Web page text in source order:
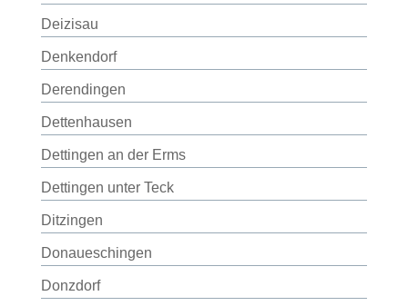
Deizisau
Denkendorf
Derendingen
Dettenhausen
Dettingen an der Erms
Dettingen unter Teck
Ditzingen
Donaueschingen
Donzdorf